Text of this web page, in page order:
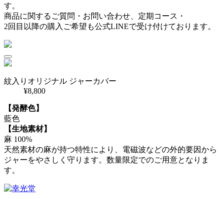
す。
商品に関するご質問・お問い合わせ、定期コース・
2回目以降の購入ご希望も公式LINEで受け付けております。
紋入りオリジナル ジャーカバー
¥8,800
【発酵色】
藍色
【生地素材】
麻 100%
天然素材の麻が持つ特性により、電磁波などの外的要因から
ジャーをやさしく守ります。数量限定でのご用意となりま
す。